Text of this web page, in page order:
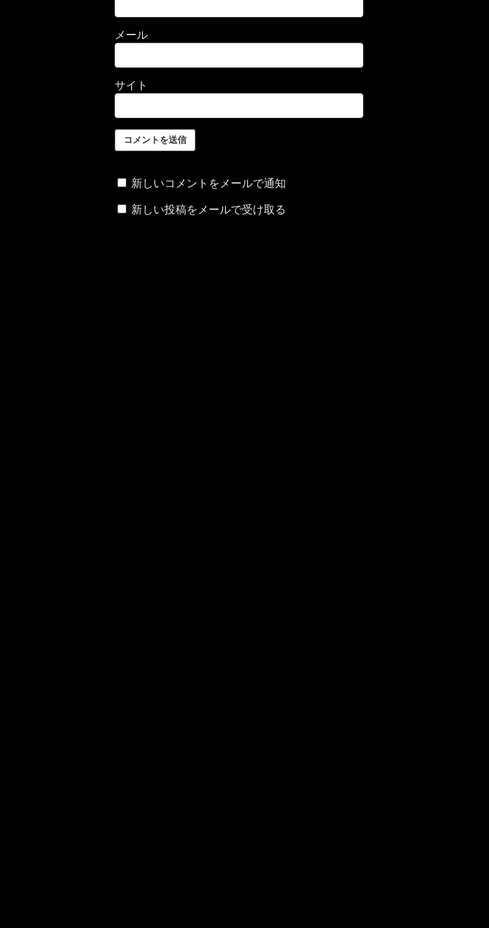
メール
サイト
新しいコメントをメールで通知
新しい投稿をメールで受け取る